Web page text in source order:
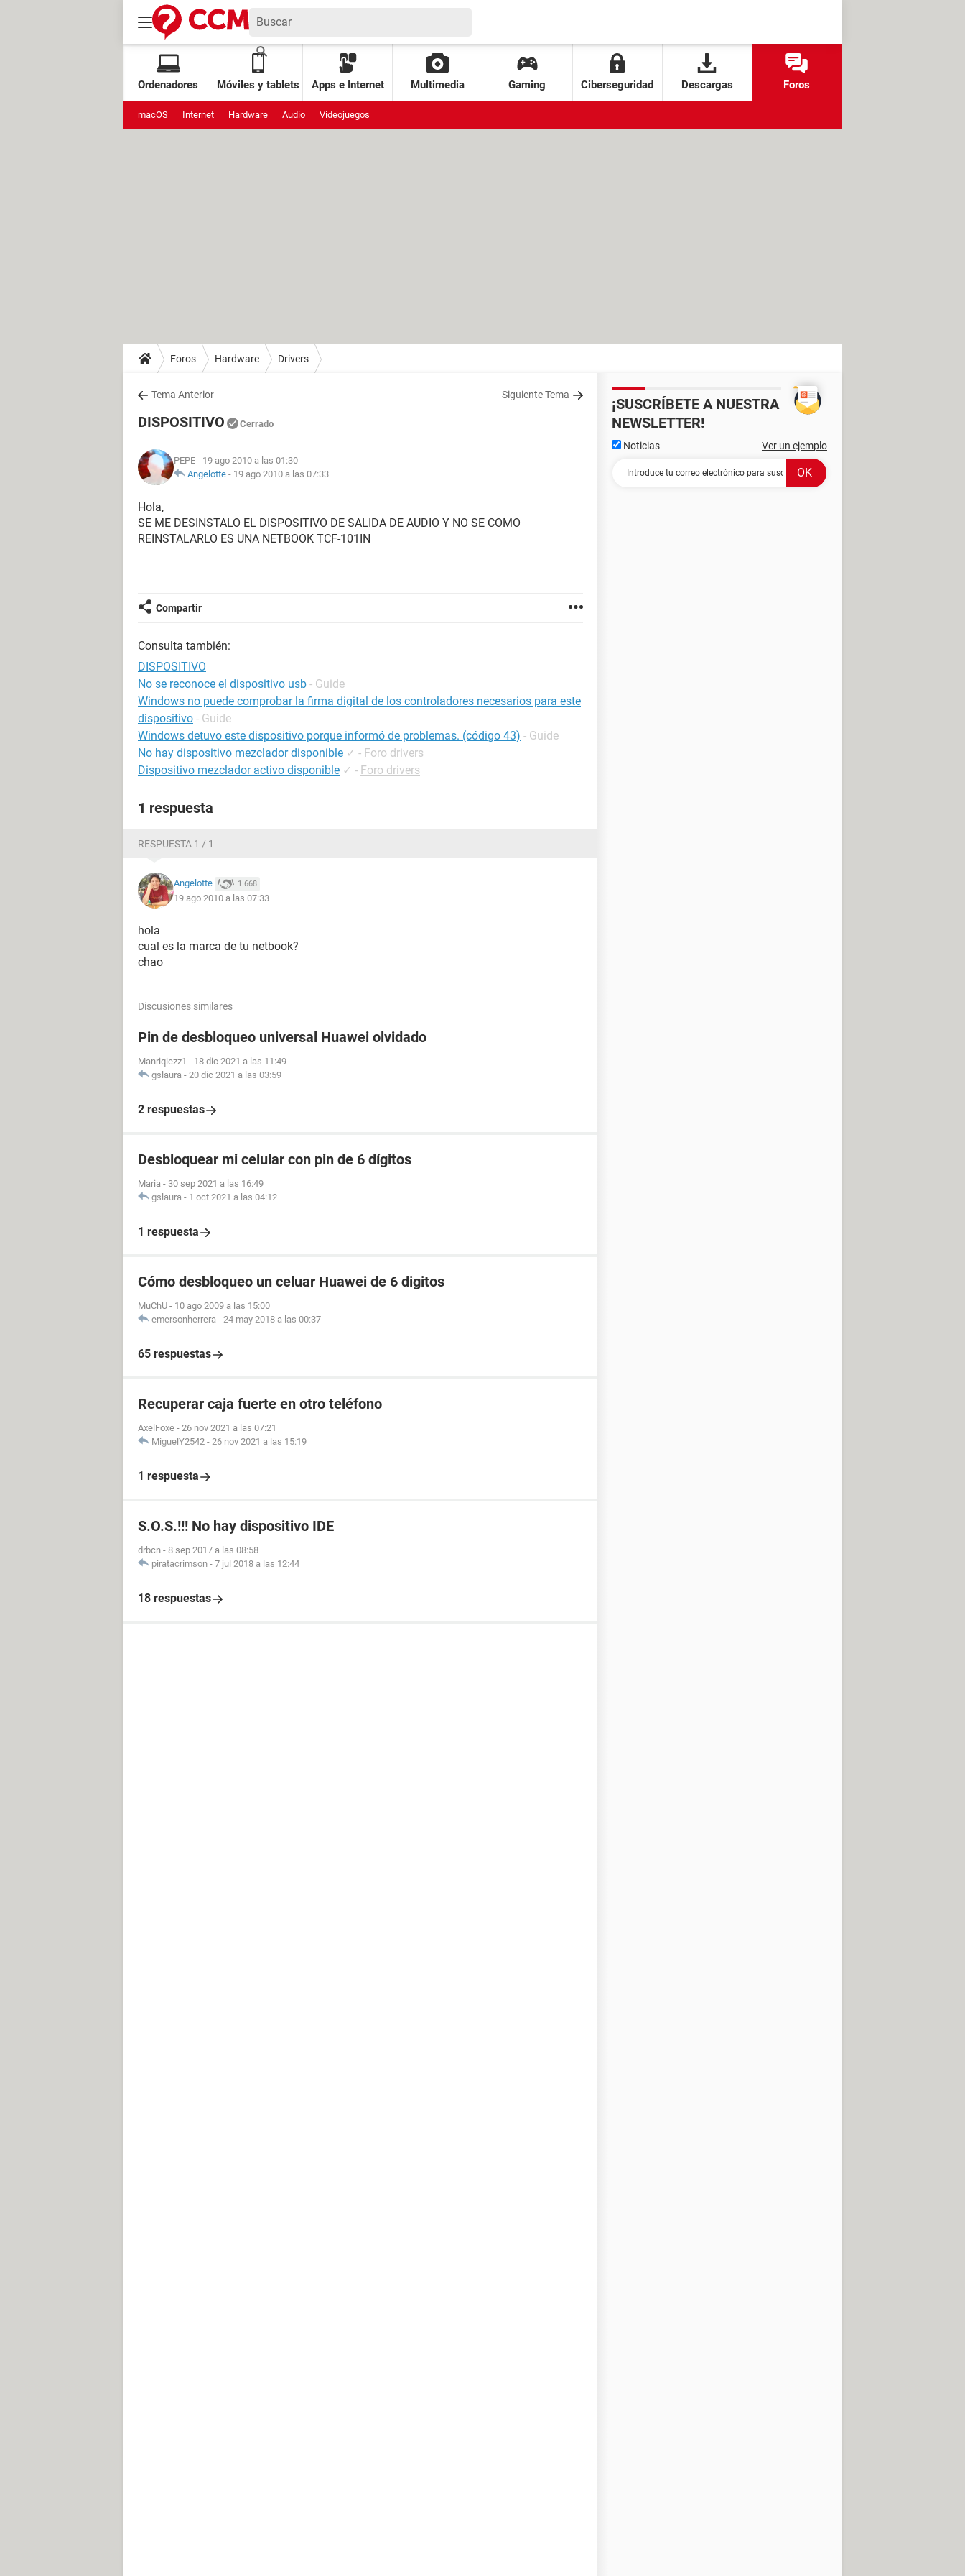
Ordenadores Móviles y tablets Apps e Internet Multimedia Gaming Ciberseguridad Descargas Foros
macOS Internet Hardware Audio Videojuegos
Foros Hardware Drivers
Tema Anterior Siguiente Tema
DISPOSITIVO Cerrado
PEPE - 19 ago 2010 a las 01:30
Angelotte - 19 ago 2010 a las 07:33
Hola,
SE ME DESINSTALO EL DISPOSITIVO DE SALIDA DE AUDIO Y NO SE COMO
REINSTALARLO ES UNA NETBOOK TCF-101IN
Compartir
Consulta también:
DISPOSITIVO
No se reconoce el dispositivo usb - Guide
Windows no puede comprobar la firma digital de los controladores necesarios para este
dispositivo - Guide
Windows detuvo este dispositivo porque informó de problemas. (código 43) - Guide
No hay dispositivo mezclador disponible ✓ - Foro drivers
Dispositivo mezclador activo disponible ✓ - Foro drivers
1 respuesta
RESPUESTA 1 / 1
Angelotte 1.668
19 ago 2010 a las 07:33
hola
cual es la marca de tu netbook?
chao
Discusiones similares
Pin de desbloqueo universal Huawei olvidado
Manriqiezz1 - 18 dic 2021 a las 11:49
gslaura - 20 dic 2021 a las 03:59
2 respuestas
Desbloquear mi celular con pin de 6 dígitos
Maria - 30 sep 2021 a las 16:49
gslaura - 1 oct 2021 a las 04:12
1 respuesta
Cómo desbloqueo un celuar Huawei de 6 digitos
MuChU - 10 ago 2009 a las 15:00
emersonherrera - 24 may 2018 a las 00:37
65 respuestas
Recuperar caja fuerte en otro teléfono
AxelFoxe - 26 nov 2021 a las 07:21
MiguelY2542 - 26 nov 2021 a las 15:19
1 respuesta
S.O.S.!!! No hay dispositivo IDE
drbcn - 8 sep 2017 a las 08:58
piratacrimson - 7 jul 2018 a las 12:44
18 respuestas
¡SUSCRÍBETE A NUESTRA
NEWSLETTER!
Noticias Ver un ejemplo